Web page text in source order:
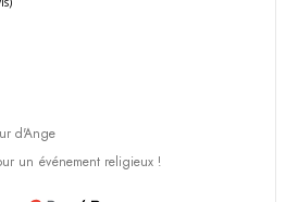
(2 avis)
d'Ange
un événement religieux !